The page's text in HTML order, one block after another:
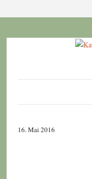
16. Mai 2016